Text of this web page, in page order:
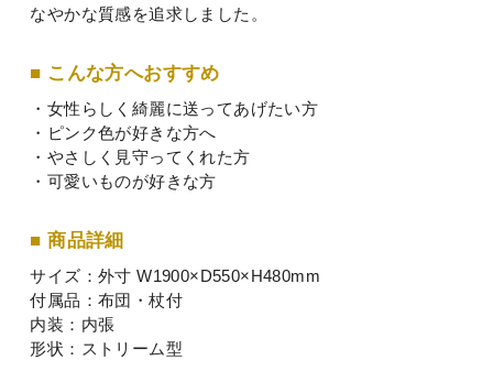
なやかな質感を追求しました。
■ こんな方へおすすめ
・女性らしく綺麗に送ってあげたい方
・ピンク色が好きな方へ
・やさしく見守ってくれた方
・可愛いものが好きな方
■ 商品詳細
サイズ：外寸 W1900×D550×H480mm
付属品：布団・杖付
内装：内張
形状：ストリーム型